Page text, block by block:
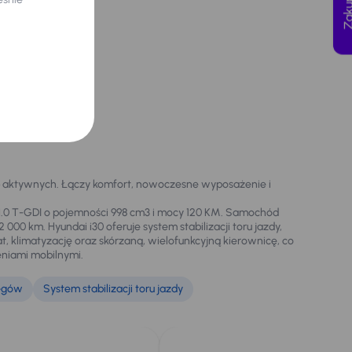
Łączy komfort, nowoczesne wyposażenie i
T-GDI o pojemności 998 cm3 i mocy 120 KM. Samochód
km. Hyundai i30 oferuje system stabilizacji toru jazdy,
klimatyzację oraz skórzaną, wielofunkcyjną kierownicę, co
mobilnymi.
System stabilizacji toru jazdy